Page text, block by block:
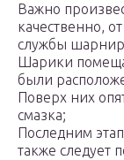
Важно
качественно,
службы
Шарики
были
Поверх них
смазка;
Последним
также следует